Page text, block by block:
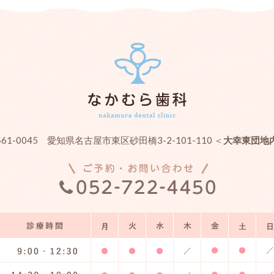
0045 愛知県名古屋市東区砂田橋3-2-101-110 ＜ 大幸東団地